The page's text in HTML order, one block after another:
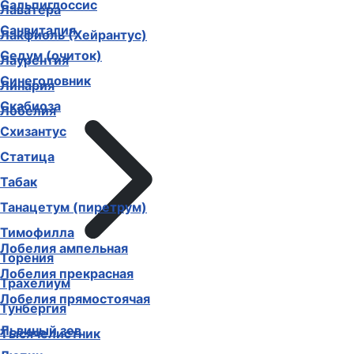
Лаватера
Лакфиоль (Хейрантус)
Лаурентия
Линария
Лобелия
Лобелия ампельная
Лобелия прекрасная
Лобелия прямостоячая
Львиный зев
Сальпиглоссис
Санвиталия
Седум (очиток)
Синеголовник
Скабиоза
Схизантус
Статица
Табак
Танацетум (пиретрум)
Тимофилла
Торения
Трахелиум
Тунбергия
Тысячелистник